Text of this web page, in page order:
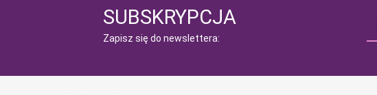
SUBSKRYPCJA
Zapisz się do newslettera: